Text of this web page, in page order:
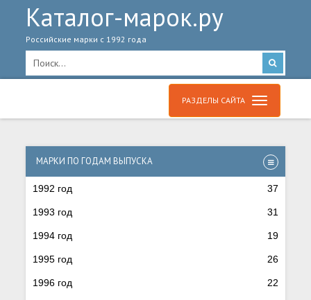
Каталог-марок.ру
Российские марки с 1992 года
РАЗДЕЛЫ САЙТА
МАРКИ ПО ГОДАМ ВЫПУСКА
1992 год 37
1993 год 31
1994 год 19
1995 год 26
1996 год 22